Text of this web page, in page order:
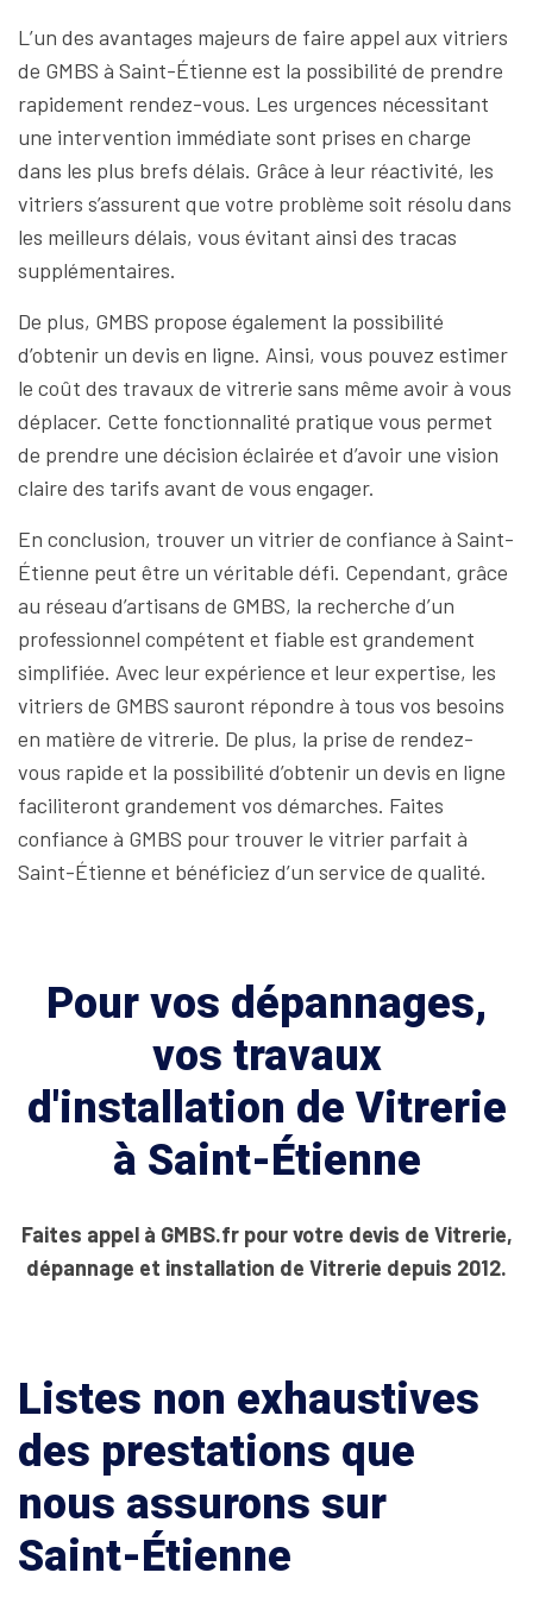
L’un des avantages majeurs de faire appel aux vitriers
de GMBS à Saint-Étienne est la possibilité de prendre
rapidement rendez-vous. Les urgences nécessitant
une intervention immédiate sont prises en charge
dans les plus brefs délais. Grâce à leur réactivité, les
vitriers s’assurent que votre problème soit résolu dans
les meilleurs délais, vous évitant ainsi des tracas
supplémentaires.
De plus, GMBS propose également la possibilité
d’obtenir un devis en ligne. Ainsi, vous pouvez estimer
le coût des travaux de vitrerie sans même avoir à vous
déplacer. Cette fonctionnalité pratique vous permet
de prendre une décision éclairée et d’avoir une vision
claire des tarifs avant de vous engager.
En conclusion, trouver un vitrier de confiance à Saint-
Étienne peut être un véritable défi. Cependant, grâce
au réseau d’artisans de GMBS, la recherche d’un
professionnel compétent et fiable est grandement
simplifiée. Avec leur expérience et leur expertise, les
vitriers de GMBS sauront répondre à tous vos besoins
en matière de vitrerie. De plus, la prise de rendez-
vous rapide et la possibilité d’obtenir un devis en ligne
faciliteront grandement vos démarches. Faites
confiance à GMBS pour trouver le vitrier parfait à
Saint-Étienne et bénéficiez d’un service de qualité.
Pour vos dépannages,
vos travaux
d'installation de Vitrerie
à Saint-Étienne
Faites appel à GMBS.fr pour votre devis de Vitrerie,
dépannage et installation de Vitrerie depuis 2012.
Listes non exhaustives
des prestations que
nous assurons sur
Saint-Étienne